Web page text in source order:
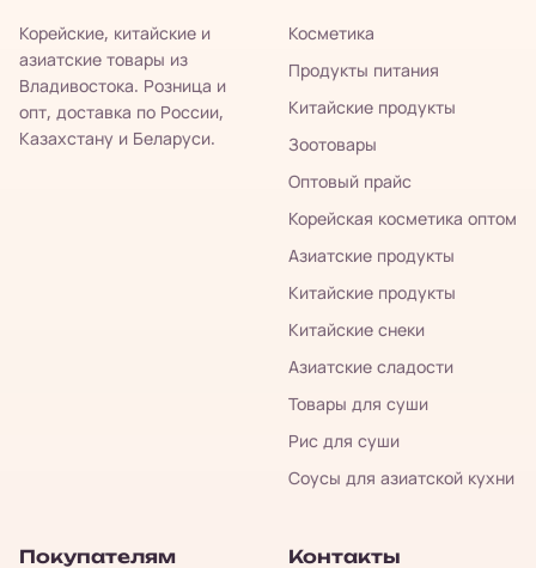
Корейские, китайские и
азиатские товары из
Владивостока. Розница и
опт, доставка по России,
Казахстану и Беларуси.
Косметика
Продукты питания
Китайские продукты
Зоотовары
Оптовый прайс
Корейская косметика оптом
Азиатские продукты
Китайские продукты
Китайские снеки
Азиатские сладости
Товары для суши
Рис для суши
Соусы для азиатской кухни
Покупателям Контакты